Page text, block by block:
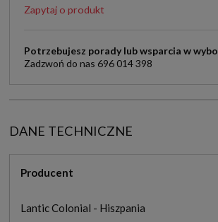
Zapytaj o produkt
Potrzebujesz porady lub wsparcia w
Zadzwoń do nas 696 014 398
DANE TECHNICZNE
Producent
Lantic Colonial - Hiszpania